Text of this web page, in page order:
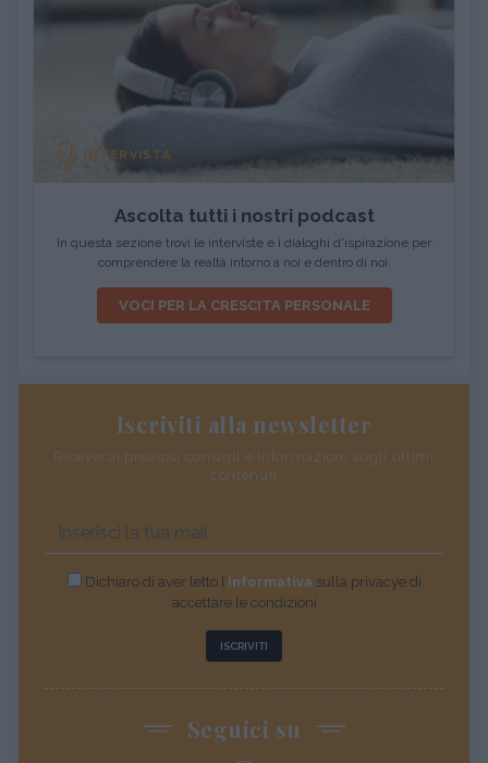
INTERVISTA
Ascolta tutti i nostri podcast
In questa sezione trovi le interviste e i dialoghi d'ispirazione per
comprendere la realtà intorno a noi e dentro di noi.
VOCI PER LA CRESCITA PERSONALE
Iscriviti alla newsletter
Riceverai preziosi consigli e informazioni sugli ultimi
contenuti
Dichiaro di aver letto l’informativasulla privacye di
accettare le condizioni
ISCRIVITI
Seguici su